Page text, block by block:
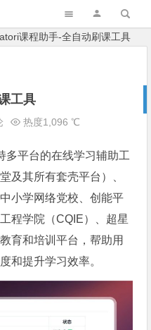
课程助手-全自动刷课工具
工具
热度1,096 ℃
多平台的在线学习辅助工
及其所有套壳平台）、
小学网络党校、创能平
程学院（CQIE）、超星
育和培训平台，帮助用
和提升学习效率。